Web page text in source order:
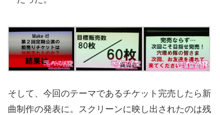
そして、今回のテーマであるチケット完売したら新
曲制作の発表に。スクリーンに映し出されたのは残